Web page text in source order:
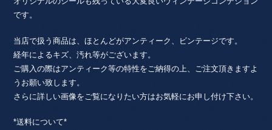
です。
当店で扱う商品は、ほとんどがアンティーク、ビンテージです。
経年によるキズ、汚れ等がございます。
ご購入の際はアンティーク等の特性をご納得の上、ご注文頂きますよ
うお願い致します。
さらに詳しい画像をご覧になりたい方はお気軽にお申し付け下さい。
*送料について*